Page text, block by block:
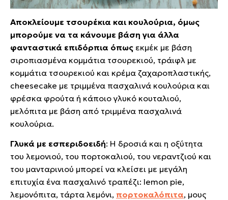
Αποκλείουμε τσουρέκια και κουλούρια, όμως
μπορούμε να τα κάνουμε βάση για άλλα
φανταστικά επιδόρπια όπως εκμέκ με βάση
σιροπιασμένα κομμάτια τσουρεκιού, τράιφλ με
κομμάτια τσουρεκιού και κρέμα ζαχαροπλαστικής,
cheesecake με τριμμένα πασχαλινά κουλούρια και
φρέσκα φρούτα ή κάποιο γλυκό κουταλιού,
μελόπιτα με βάση από τριμμένα πασχαλινά
κουλούρια.
Γλυκά με εσπεριδοειδή: Η δροσιά και η οξύτητα
του λεμονιού, του πορτοκαλιού, του νεραντζιού και
του μανταρινιού μπορεί να κλείσει με μεγάλη
επιτυχία ένα πασχαλινό τραπέζι: lemon pie,
λεμονόπιτα, τάρτα λεμόνι, πορτοκαλόπιτα, μους